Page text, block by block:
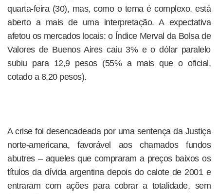
quarta-feira (30), mas, como o tema é complexo, está
aberto a mais de uma interpretação. A expectativa
afetou os mercados locais: o Índice Merval da Bolsa de
Valores de Buenos Aires caiu 3% e o dólar paralelo
subiu para 12,9 pesos (55% a mais que o oficial,
cotado a 8,20 pesos).
A crise foi desencadeada por uma sentença da Justiça
norte-americana, favorável aos chamados fundos
abutres – aqueles que compraram a preços baixos os
títulos da dívida argentina depois do calote de 2001 e
entraram com ações para cobrar a totalidade, sem